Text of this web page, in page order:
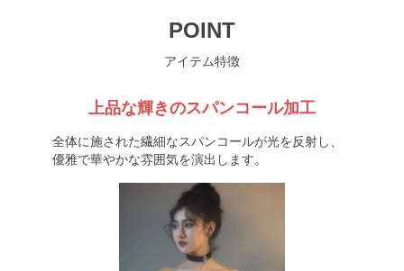
POINT
アイテム特徴
上品な輝きのスパンコール加工
全体に施された繊細なスパンコールが光を反射し、
優雅で華やかな雰囲気を演出します。